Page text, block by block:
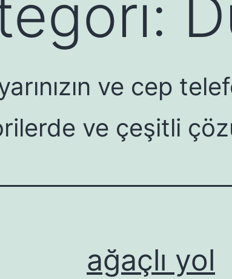
ve cep
ve çeşitli
ağaçlı yol